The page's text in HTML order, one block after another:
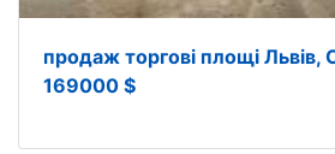
продаж торгові площі Львів,
169000 $